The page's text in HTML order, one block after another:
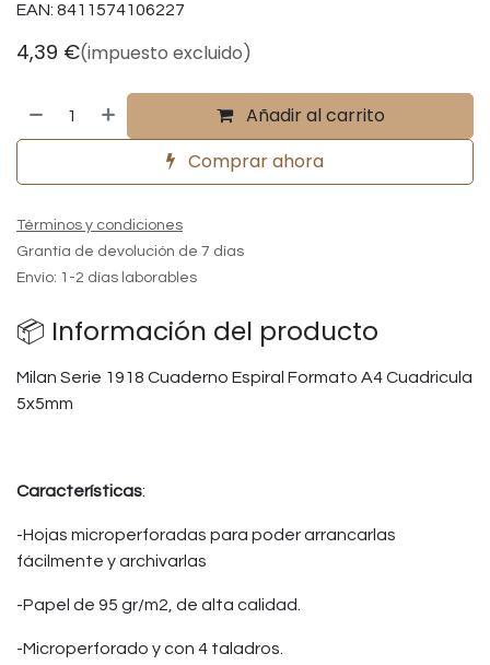
EAN: 8411574106227
4,39 €(impuesto excluido)
Añadir al carrito
Comprar ahora
Términos y condiciones
Grantía de devolución de 7 días
Envío: 1-2 días laborables
📦 Información del producto
Milan Serie 1918 Cuaderno Espiral Formato A4 Cuadricula
5x5mm
Características:
-Hojas microperforadas para poder arrancarlas
fácilmente y archivarlas
-Papel de 95 gr/m2, de alta calidad.
-Microperforado y con 4 taladros.